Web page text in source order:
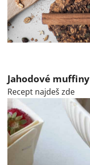
Jahodové muffiny
Recept najdeš zde